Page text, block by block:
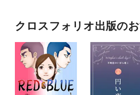
クロスフォリオ出版の